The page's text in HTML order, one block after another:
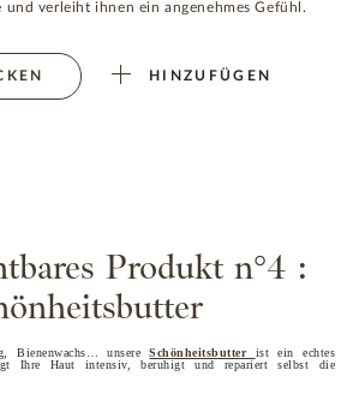
und verleiht ihnen ein angenehmes Gefühl.
HINZUFÜGEN
Produkt n°4 :
Bienenwachs… unsereSchönheitsbutter ist ein echtes
Ihre Haut intensiv, beruhigt und repariert selbst die